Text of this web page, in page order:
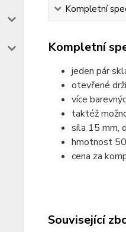
Kompletní
Kompletní
jeden pár
otevřené
více
taktéž
síla 15 mm,
hmotnost
cena za
Související